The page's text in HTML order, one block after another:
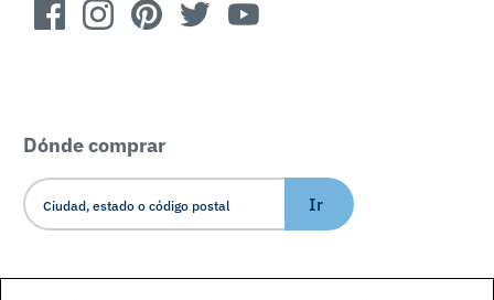
Dónde comprar
Ir